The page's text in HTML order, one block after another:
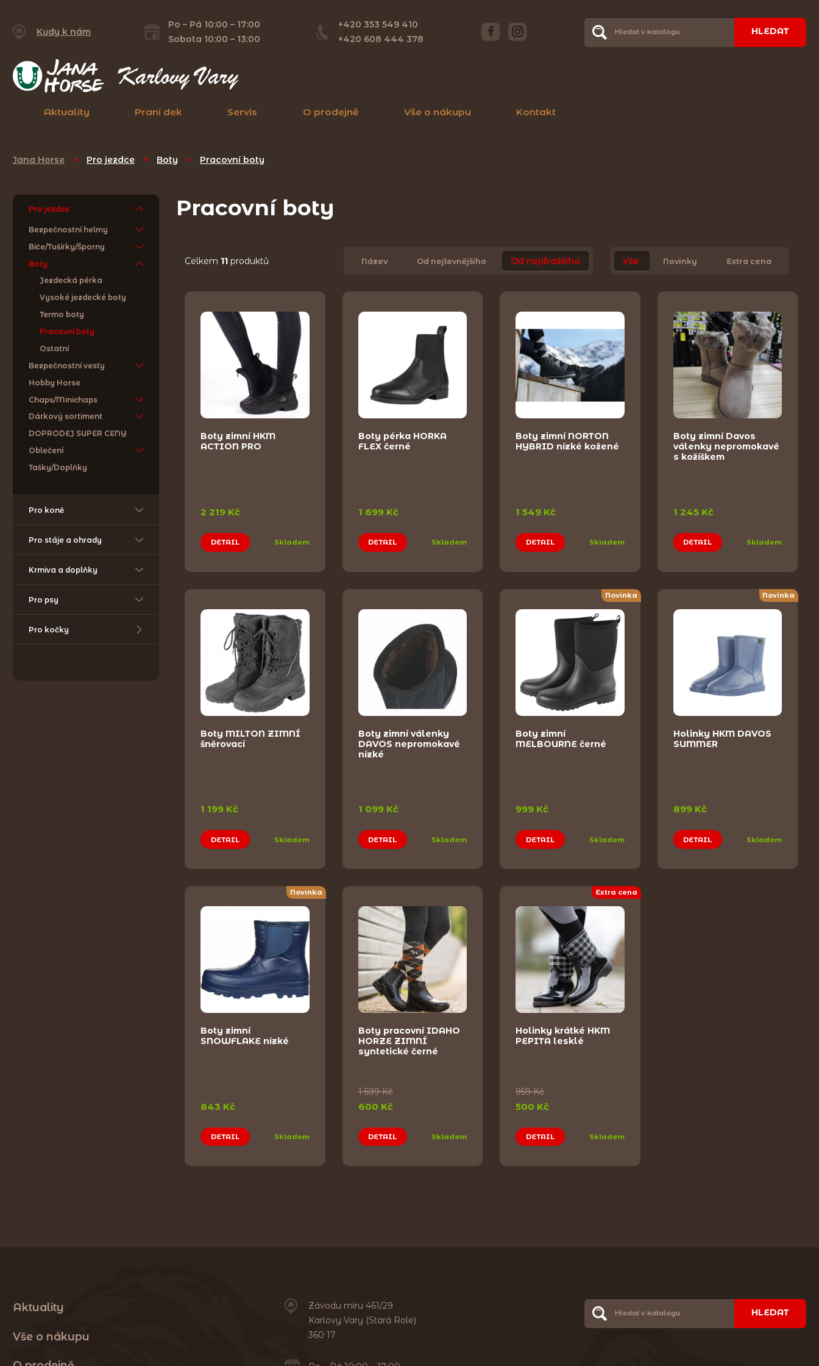
Kudy k nám
Po – Pá 10:00 – 17:00
Sobota 10:00 – 13:00
+420 353 549 410
+420 608 444 378
HLEDAT
Aktuality Praní dek Servis O prodejně Vše o nákupu Kontakt
Jana Horse > Pro jezdce > Boty > Pracovní boty
Pro jezdce
Bezpečnostní helmy
Biče/Tušírky/Šporny
Boty
Jezdecká pérka
Vysoké jezdecké boty
Termo boty
Pracovní boty
Ostatní
Bezpečnostní vesty
Hobby Horse
Chaps/Minichaps
Dárkový sortiment
DOPRODEJ SUPER CENY
Oblečení
Tašky/Doplňky
Pro koně
Pro stáje a ohrady
Krmiva a doplňky
Pro psy
Pro kočky
Pracovní boty
Celkem 11 produktů Název Od nejlevnějšího Od nejdražšího Vše Novinky Extra cena
Boty zimní HKM
ACTION PRO
2 219 Kč
DETAIL Skladem
Boty pérka HORKA
FLEX černé
1 699 Kč
DETAIL Skladem
Boty zimní NORTON
HYBRID nízké kožené
1 549 Kč
DETAIL Skladem
Boty zimní Davos
válenky nepromokavé
s kožíškem
1 245 Kč
DETAIL Skladem
Boty MILTON ZIMNÍ
šněrovací
1 199 Kč
DETAIL Skladem
Boty zimní válenky
DAVOS nepromokavé
nízké
1 099 Kč
DETAIL Skladem
Novinka
Boty zimní
MELBOURNE černé
999 Kč
DETAIL Skladem
Novinka
Holinky HKM DAVOS
SUMMER
899 Kč
DETAIL Skladem
Novinka
Boty zimní
SNOWFLAKE nízké
843 Kč
DETAIL Skladem
Boty pracovní IDAHO
HORZE ZIMNÍ
syntetické černé
1 599 Kč
600 Kč
DETAIL Skladem
Extra cena
Holinky krátké HKM
PEPITA lesklé
959 Kč
500 Kč
DETAIL Skladem
Aktuality
Vše o nákupu
Závodu míru 461/29
Karlovy Vary (Stará Role)
360 17
HLEDAT